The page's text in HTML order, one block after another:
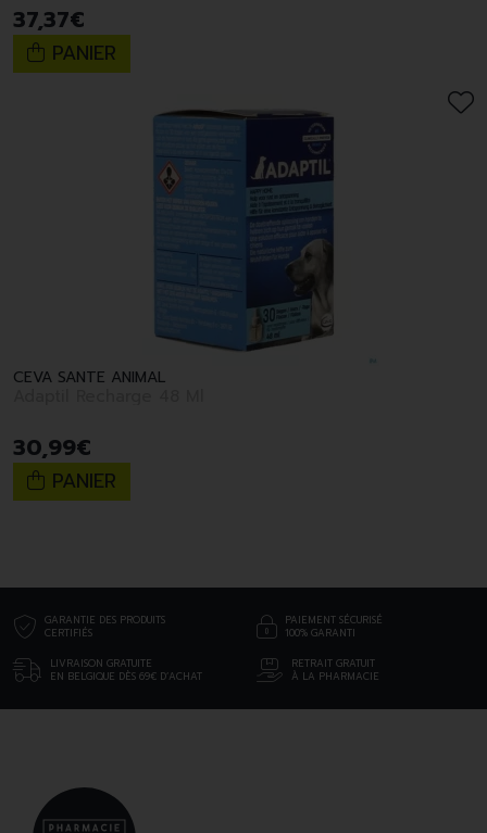
37,37€
PANIER
CEVA SANTE ANIMAL
30,99€
PANIER
GARANTIE DES PRODUITS
CERTIFIÉS
PAIEMENT SÉCURISÉ
100% GARANTI
LIVRAISON GRATUITE
EN BELGIQUE DÈS 69€ D’ACHAT
RETRAIT GRATUIT
À LA PHARMACIE